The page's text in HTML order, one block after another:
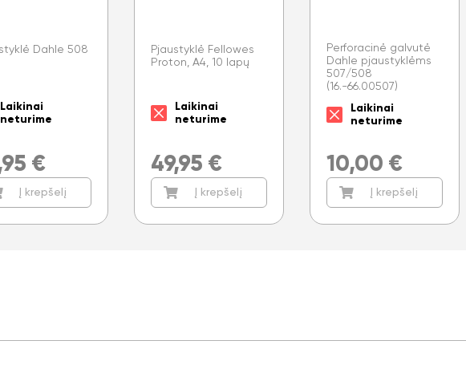
Dahle 508
Laikinai
neturime
€
Į krepšelį
Pjaustyklė Fellowes
Proton, A4, 10 lapų
Laikinai
neturime
49,95 €
Į krepšelį
Perforacinė galvutė
Dahle pjaustyklėms
507/508
(16.-66.00507)
Laikinai
neturime
10,00 €
Į krepšelį